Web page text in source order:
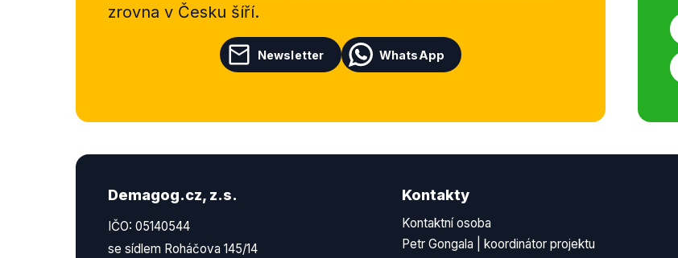
zrovna v Česku šíří.
Newsletter WhatsApp
Demagog.cz, z.s.
IČO: 05140544
se sídlem Roháčova 145/14
Kontakty
Kontaktní osoba
Petr Gongala | koordinátor projektu